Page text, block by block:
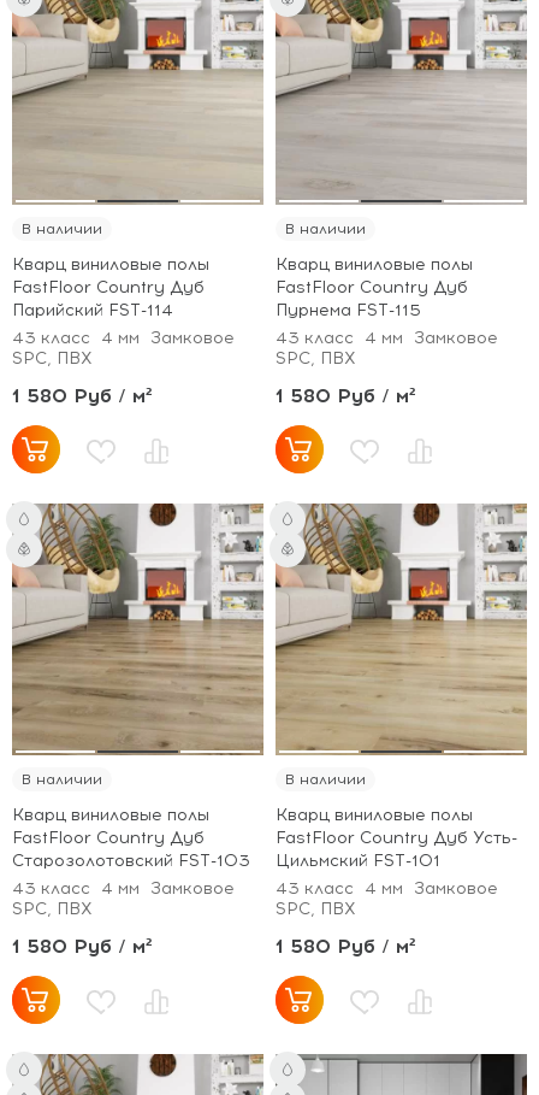
В наличии
Кварц виниловые полы
FastFloor Country Дуб
Парийский FST-114
43 класс
4 мм
Замковое
SPC, ПВХ
1 580 Руб / м²
В наличии
Кварц виниловые полы
FastFloor Country Дуб
Пурнема FST-115
43 класс
4 мм
Замковое
SPC, ПВХ
1 580 Руб / м²
В наличии
Кварц виниловые полы
FastFloor Country Дуб
Старозолотовский FST-103
43 класс
4 мм
Замковое
SPC, ПВХ
1 580 Руб / м²
В наличии
Кварц виниловые полы
FastFloor Country Дуб Усть-
Цильмский FST-101
43 класс
4 мм
Замковое
SPC, ПВХ
1 580 Руб / м²